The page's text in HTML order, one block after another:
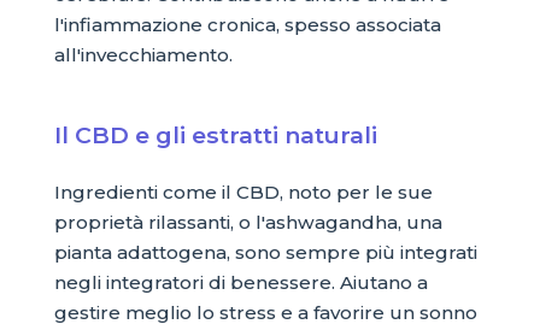
l'infiammazione cronica, spesso associata
all'invecchiamento.
Il CBD e gli estratti naturali
Ingredienti come il CBD, noto per le sue
proprietà rilassanti, o l'ashwagandha, una
pianta adattogena, sono sempre più integrati
negli integratori di benessere. Aiutano a
gestire meglio lo stress e a favorire un sonno